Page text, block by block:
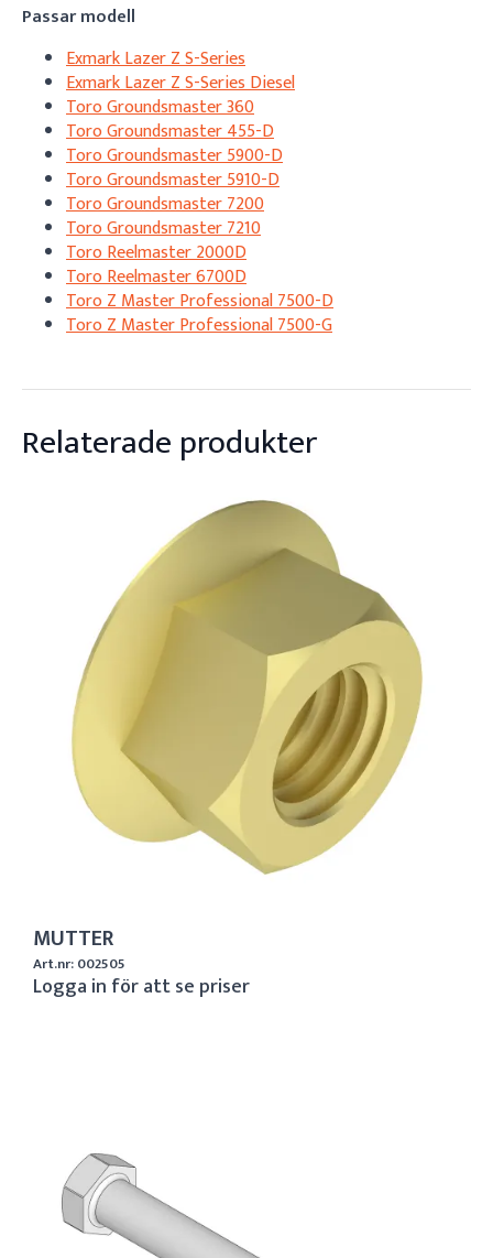
Passar modell
Exmark Lazer Z S-Series
Exmark Lazer Z S-Series Diesel
Toro Groundsmaster 360
Toro Groundsmaster 455-D
Toro Groundsmaster 5900-D
Toro Groundsmaster 5910-D
Toro Groundsmaster 7200
Toro Groundsmaster 7210
Toro Reelmaster 2000D
Toro Reelmaster 6700D
Toro Z Master Professional 7500-D
Toro Z Master Professional 7500-G
Relaterade produkter
MUTTER
Art.nr: 002505
Logga in för att se priser